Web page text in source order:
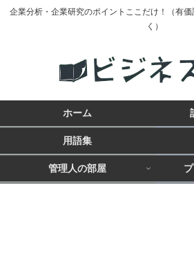
企業分析・企業研究のポイントここだけ！（有
く）
ホーム
用語集
管理人の部屋